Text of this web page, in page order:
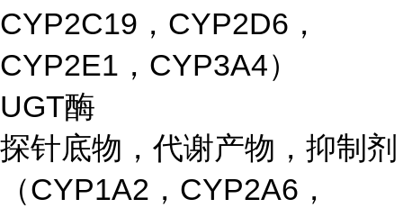
CYP2C19，CYP2D6，
CYP2E1，CYP3A4）
UGT酶
探针底物，代谢产物，抑制剂
（CYP1A2，CYP2A6，